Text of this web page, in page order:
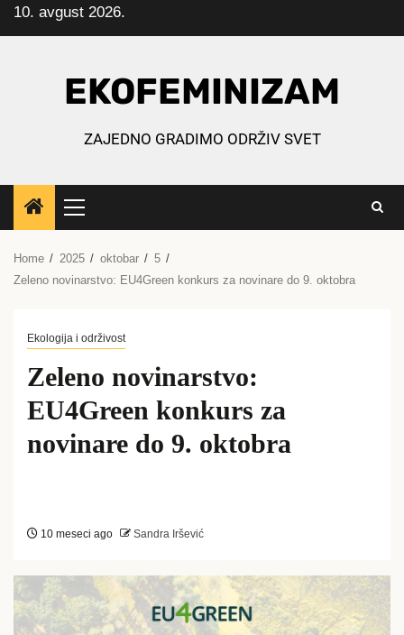
Skip
to
10. avgust 2026.
EKOFEMINIZAM
ZAJEDNO GRADIMO ODRŽIV SVET
Primary
Menu
Home 2025 oktobar
5
Zeleno novinarstvo: EU4Green konkurs za novinare do 9. oktobra
Ekologija i održivost
Zeleno novinarstvo:
EU4Green konkurs za
novinare do 9. oktobra
10 meseci ago Sandra Iršević